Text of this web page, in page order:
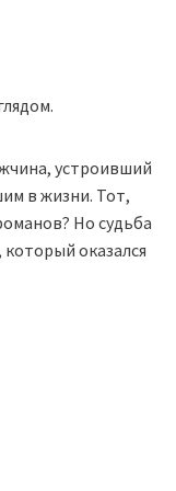
устроивший
в жизни. Тот,
Но судьба
оказался